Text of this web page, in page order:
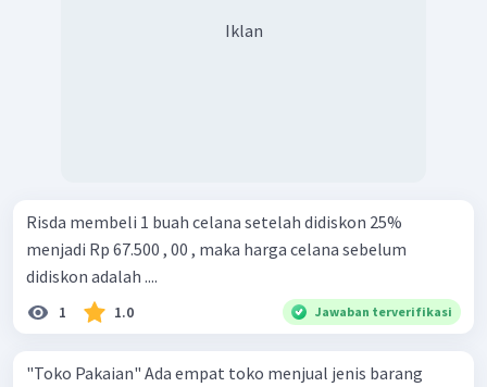
Iklan
Risda membeli 1 buah celana setelah didiskon 25%
menjadi Rp 67.500 , 00 , maka harga celana sebelum
didiskon adalah ....
1 1.0 Jawaban terverifikasi
"Toko Pakaian" Ada empat toko menjual jenis barang